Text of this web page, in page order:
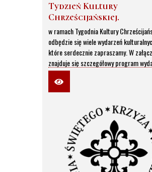
Tydzień Kultury
Chrześcijańskiej.
W dniach 4-10 października 2021
w ramach Tygodnia Kultury
odbędzie się wiele wydarzeń
które serdecznie zapraszamy. W
znajduje się szczegółowy program
Tygodnia Kultury Chrześcijańskiej.